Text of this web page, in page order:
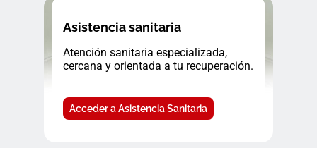
Asistencia sanitaria
Atención sanitaria especializada,
cercana y orientada a tu recuperación.
Acceder a Asistencia Sanitaria